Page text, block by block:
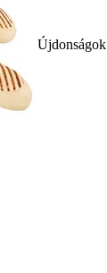
Újdonságok